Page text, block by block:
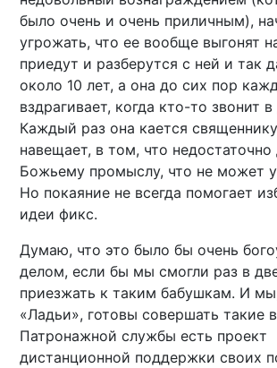
было очень и очень приличным),
угрожать, что ее вообще выгонят
приедут и разберутся с ней и так
около 10 лет, а она до сих пор
вздрагивает, когда кто-то звонит в
Каждый раз она кается
навещает, в том, что недостаточно
Божьему промыслу, что не может
Но покаяние не всегда помогает
идеи фикс.
Думаю, что это было бы очень
делом, если бы мы смогли раз в
приезжать к таким бабушкам. И
«Ладьи», готовы совершать такие
Патронажной службы есть проект
дистанционной поддержки своих